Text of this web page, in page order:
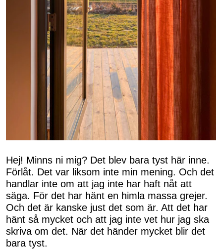
Hej! Minns ni mig? Det blev bara tyst här inne.
Förlåt. Det var liksom inte min mening. Och det
handlar inte om att jag inte har haft nåt att
säga. För det har hänt en himla massa grejer.
Och det är kanske just det som är. Att det har
hänt så mycket och att jag inte vet hur jag ska
skriva om det. När det händer mycket blir det
bara tyst.